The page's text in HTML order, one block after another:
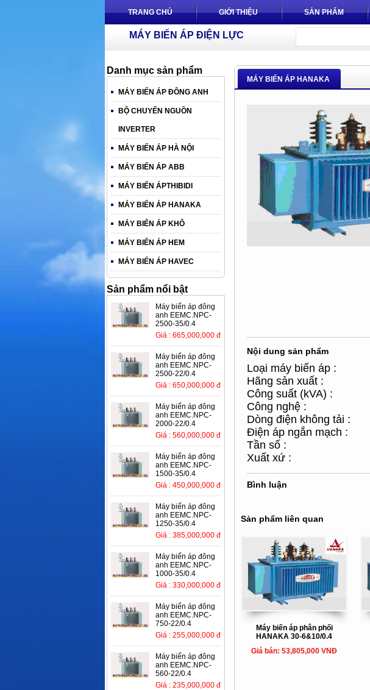
TRANG CHỦ GIỚI THIỆU SẢN PHẨM
MÁY BIẾN ÁP ĐIỆN LỰC
MÁY BIẾN ÁP HANAKA
Nội dung sản phẩm
Loại máy biến áp :
Hãng sản xuất :
Công suất (kVA) :
Công nghệ :
Dòng điện không tải :
Điện áp ngắn mạch :
Tần số :
Xuất xứ :
Bình luận
Sản phẩm liên quan
Máy biến áp phân phối
HANAKA 30-6&10/0.4
Giá bán: 53,805,000 VNĐ
Danh mục sản phẩm
MÁY BIẾN ÁP ĐÔNG ANH
BỘ CHUYỂN NGUỒN
INVERTER
MÁY BIẾN ÁP HÀ NỘI
MÁY BIẾN ÁP ABB
MÁY BIẾN ÁPTHIBIDI
MÁY BIẾN ÁP HANAKA
MÁY BIẾN ÁP KHÔ
MÁY BIẾN ÁP HEM
MÁY BIẾN ÁP HAVEC
Sản phẩm nổi bật
Máy biến áp đông
anh EEMC.NPC-
2500-35/0.4
Giá : 665,000,000 đ
Máy biến áp đông
anh EEMC.NPC-
2500-22/0.4
Giá : 650,000,000 đ
Máy biến áp đông
anh EEMC.NPC-
2000-22/0.4
Giá : 560,000,000 đ
Máy biến áp đông
anh EEMC.NPC-
1500-35/0.4
Giá : 450,000,000 đ
Máy biến áp đông
anh EEMC.NPC-
1250-35/0.4
Giá : 385,000,000 đ
Máy biến áp đông
anh EEMC.NPC-
1000-35/0.4
Giá : 330,000,000 đ
Máy biến áp đông
anh EEMC.NPC-
750-22/0.4
Giá : 255,000,000 đ
Máy biến áp đông
anh EEMC.NPC-
560-22/0.4
Giá : 235,000,000 đ